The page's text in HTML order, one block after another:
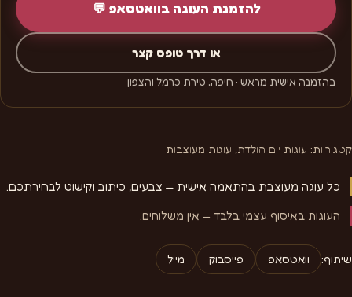
להזמנת העוגה בוואטסאפ 💬
או דרך טופס קצר
בהזמנה אישית מראש · חיפה, טירת כרמל והצפון
קטגוריות: עוגות יום הולדת, עוגות מעוצבות
כל עוגה מעוצבת בהתאמה אישית — צבעים, כיתוב וקישוט לבחירתכם.
העוגות באיסוף עצמי בלבד — אין משלוחים.
שיתוף: וואטסאפ פייסבוק מייל